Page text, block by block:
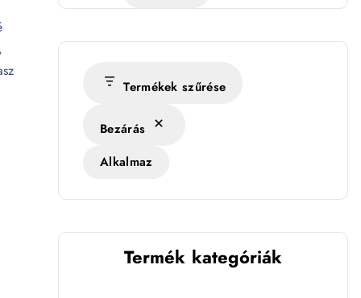
Termékek szűrése
Bezárás
Alkalmaz
Termék kategóriák